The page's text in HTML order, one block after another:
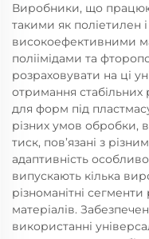
Виробники, що
такими як поліетилен
високоефективними
поліімідами та
розраховувати на ці
отримання стабільних
для форм під
різних умов обробки,
тиск, пов’язані з
адаптивність
випускають кілька
різноманітні
матеріалів.
використанні